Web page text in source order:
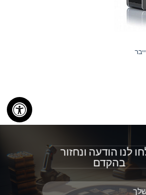
לנו הודעה ונחזור
בהקדם